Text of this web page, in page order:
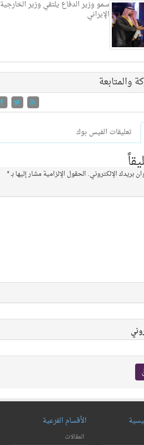
سمو وزير الدفاع يلتقي وزير الخارجية
الإيراني
والمتابعة
تعليقات الفيس بوك
بريدك الإلكتروني. الحقول الإلزامية مشار إليها بـ*
الأقسام الفرعية
المقالات